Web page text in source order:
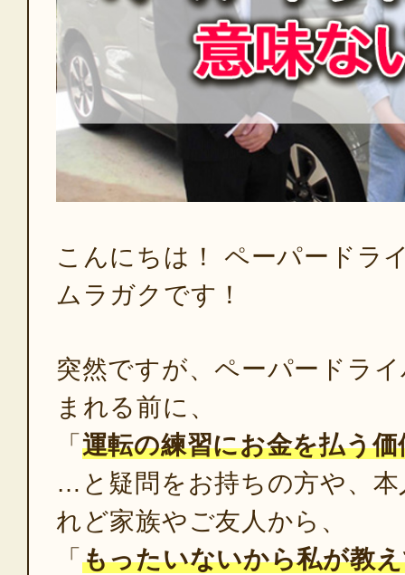
こんにちは！ ペーパードラ
ムラガクです！
突然ですが、ペーパードラ
まれる前に、
「 運転の練習にお金を払う
…と疑問をお持ちの方や、
れど家族やご友人から、
「 もったいないから私が教